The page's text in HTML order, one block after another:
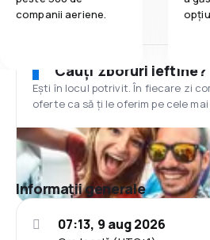
companii aeriene.
Cauți zboruri ieftine?
Ești în locul potrivit. În fiecare zi
oferte ca să ți le oferim pe cele
Informații generale
07:13, 9 aug 2026